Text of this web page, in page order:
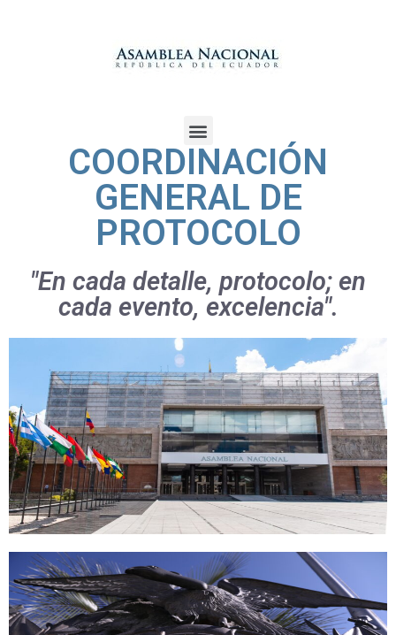
COORDINACIÓN
GENERAL DE
PROTOCOLO
"En cada detalle, protocolo; en
cada evento, excelencia".